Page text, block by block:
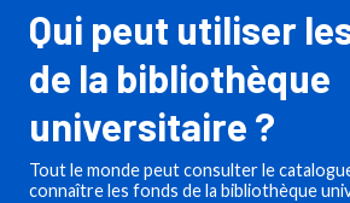
Qui peut utiliser
de la bibliothèque
universitaire ?
Tout le monde peut consulter le
connaître les fonds de la bibliothèque